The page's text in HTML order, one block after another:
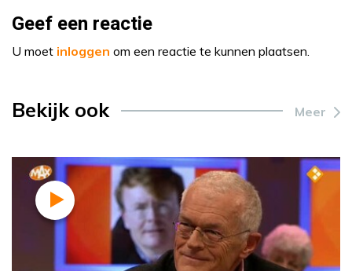
Geef een reactie
U moet inloggen om een reactie te kunnen plaatsen.
Bekijk ook Meer